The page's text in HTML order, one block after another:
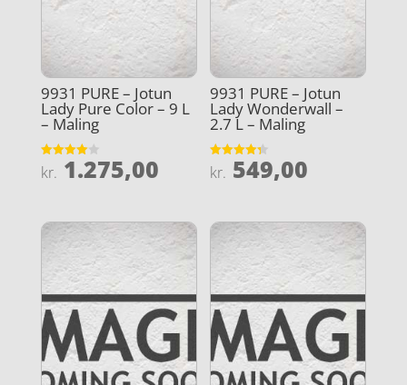
9931 PURE – Jotun
Lady Pure Color – 9 L
– Maling
Vurderet
4
kr. 1.275,00
9931 PURE – Jotun
Lady Wonderwall –
2.7 L – Maling
Vurderet
4.3
kr. 549,00